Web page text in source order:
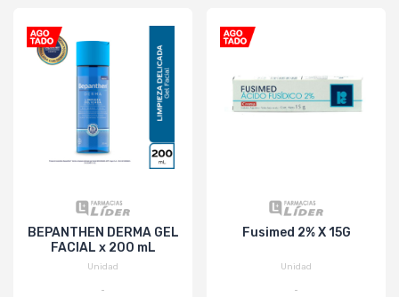
BEPANTHEN DERMA GEL
FACIAL x 200 mL
Unidad
Fusimed 2% X 15G
Unidad